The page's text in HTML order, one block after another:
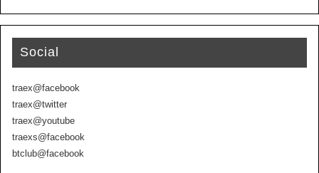
Social
traex@facebook
traex@twitter
traex@youtube
traexs@facebook
btclub@facebook